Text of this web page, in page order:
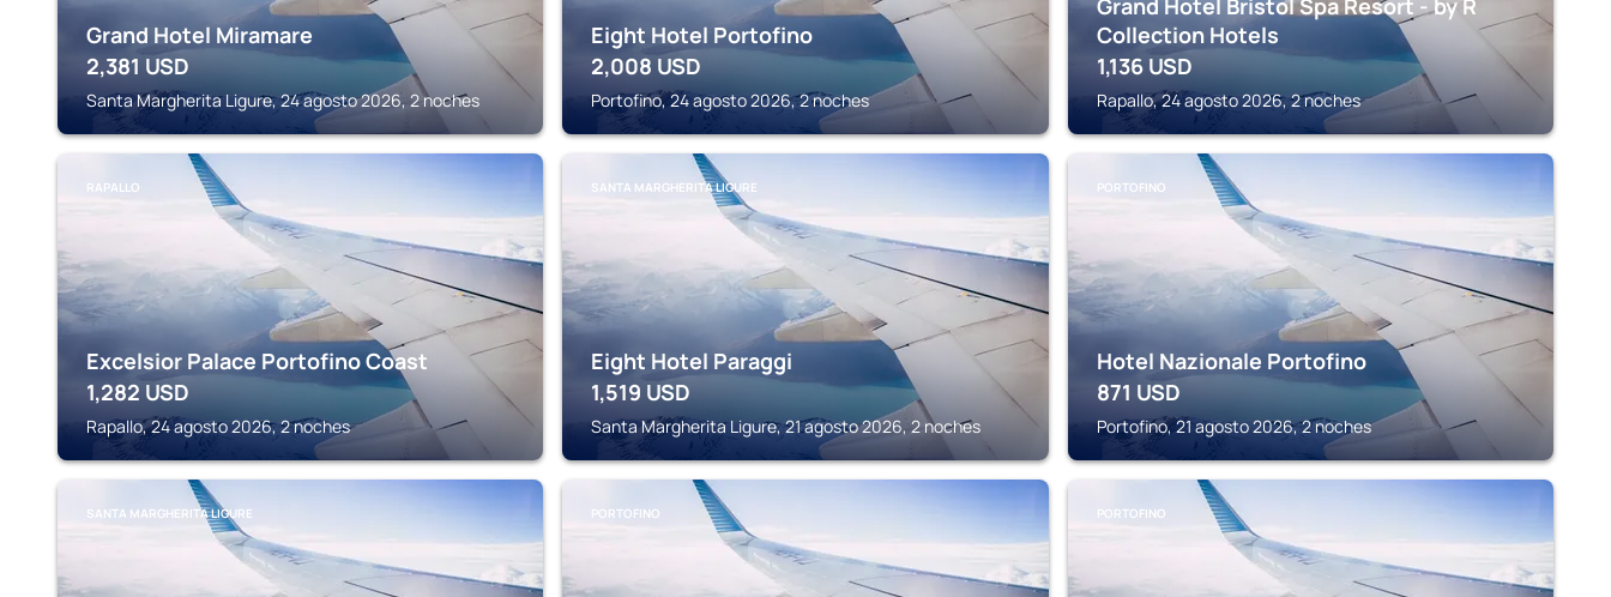
Grand Hotel Miramare
2,381 USD
Santa Margherita Ligure, 24 agosto 2026, 2 noches
Eight Hotel Portofino
2,008 USD
Portofino, 24 agosto 2026, 2 noches
Grand Hotel Bristol Spa Resort - by R
Collection Hotels
1,136 USD
Rapallo, 24 agosto 2026, 2 noches
RAPALLO
Excelsior Palace Portofino Coast
1,282 USD
Rapallo, 24 agosto 2026, 2 noches
SANTA MARGHERITA LIGURE
Eight Hotel Paraggi
1,519 USD
Santa Margherita Ligure, 21 agosto 2026, 2 noches
PORTOFINO
Hotel Nazionale Portofino
871 USD
Portofino, 21 agosto 2026, 2 noches
SANTA MARGHERITA LIGURE PORTOFINO PORTOFINO